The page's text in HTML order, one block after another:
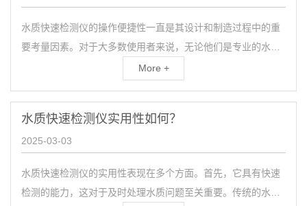
水质快速检测仪的操作便捷性一直是其设计和制造过程中的重
要考量因素。对于大多数使用者来说，无论他们是专业的水质
检测人员还是普通民众，都希望这款设备能够简单易用，不需
More +
水质快速检测仪实用性如何？
2025-03-03
水质快速检测仪的实用性表现在多个方面。首先，它具有快速
检测的能力，这对于及时处理水质问题至关重要。传统的水质